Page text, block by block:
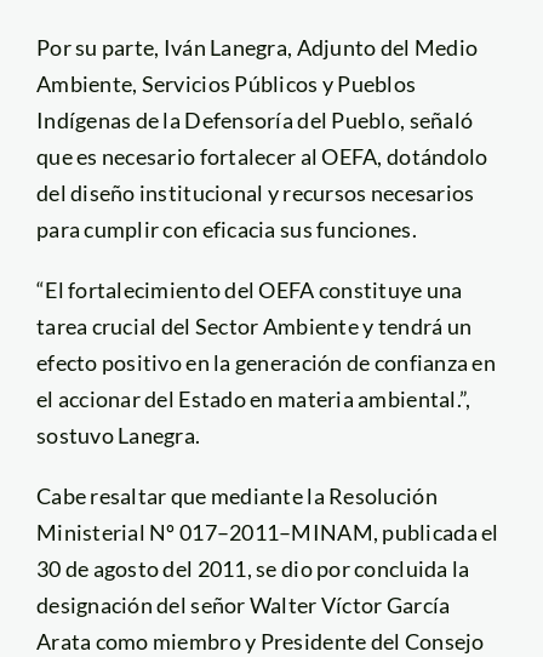
Por su parte, Iván Lanegra, Adjunto del Medio
Ambiente, Servicios Públicos y Pueblos
Indígenas de la Defensoría del Pueblo, señaló
que es necesario fortalecer al OEFA, dotándolo
del diseño institucional y recursos necesarios
para cumplir con eficacia sus funciones.
“El fortalecimiento del OEFA constituye una
tarea crucial del Sector Ambiente y tendrá un
efecto positivo en la generación de confianza en
el accionar del Estado en materia ambiental.”,
sostuvo Lanegra.
Cabe resaltar que mediante la Resolución
Ministerial Nº 017–2011–MINAM, publicada el
30 de agosto del 2011, se dio por concluida la
designación del señor Walter Víctor García
Arata como miembro y Presidente del Consejo